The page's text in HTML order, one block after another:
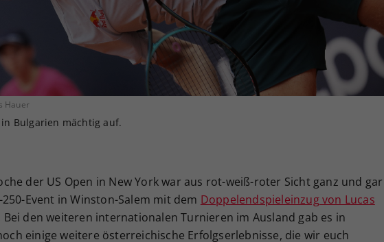
Hauer
in Bulgarien mächtig auf.
der US Open in New York war aus rot-weiß-roter Sicht ganz und gar
250-Event in Winston-Salem mit dem Doppelendspieleinzug von Lucas
Bei den weiteren internationalen Turnieren im Ausland gab es in
einige weitere österreichische Erfolgserlebnisse, die wir euch
Ihrer vorgenommen Einstellungen, falls der
Webseiten-Betreiber dies eingestellt hat.